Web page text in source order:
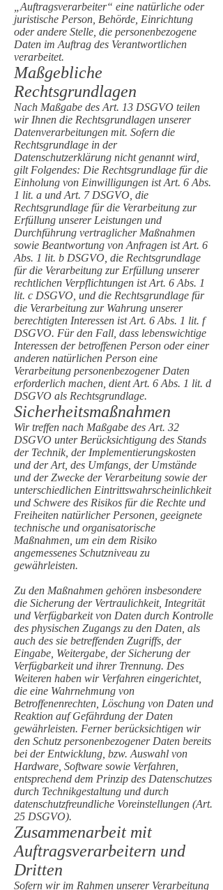
„Auftragsverarbeiter“ eine natürliche oder
juristische Person, Behörde, Einrichtung
oder andere Stelle, die personenbezogene
Daten im Auftrag des Verantwortlichen
verarbeitet.
Maßgebliche
Rechtsgrundlagen
Nach Maßgabe des Art. 13 DSGVO teilen
wir Ihnen die Rechtsgrundlagen unserer
Datenverarbeitungen mit. Sofern die
Rechtsgrundlage in der
Datenschutzerklärung nicht genannt wird,
gilt Folgendes: Die Rechtsgrundlage für die
Einholung von Einwilligungen ist Art. 6 Abs.
1 lit. a und Art. 7 DSGVO, die
Rechtsgrundlage für die Verarbeitung zur
Erfüllung unserer Leistungen und
Durchführung vertraglicher Maßnahmen
sowie Beantwortung von Anfragen ist Art. 6
Abs. 1 lit. b DSGVO, die Rechtsgrundlage
für die Verarbeitung zur Erfüllung unserer
rechtlichen Verpflichtungen ist Art. 6 Abs. 1
lit. c DSGVO, und die Rechtsgrundlage für
die Verarbeitung zur Wahrung unserer
berechtigten Interessen ist Art. 6 Abs. 1 lit. f
DSGVO. Für den Fall, dass lebenswichtige
Interessen der betroffenen Person oder einer
anderen natürlichen Person eine
Verarbeitung personenbezogener Daten
erforderlich machen, dient Art. 6 Abs. 1 lit. d
DSGVO als Rechtsgrundlage.
Sicherheitsmaßnahmen
Wir treffen nach Maßgabe des Art. 32
DSGVO unter Berücksichtigung des Stands
der Technik, der Implementierungskosten
und der Art, des Umfangs, der Umstände
und der Zwecke der Verarbeitung sowie der
unterschiedlichen Eintrittswahrscheinlichkeit
und Schwere des Risikos für die Rechte und
Freiheiten natürlicher Personen, geeignete
technische und organisatorische
Maßnahmen, um ein dem Risiko
angemessenes Schutzniveau zu
gewährleisten.
Zu den Maßnahmen gehören insbesondere
die Sicherung der Vertraulichkeit, Integrität
und Verfügbarkeit von Daten durch Kontrolle
des physischen Zugangs zu den Daten, als
auch des sie betreffenden Zugriffs, der
Eingabe, Weitergabe, der Sicherung der
Verfügbarkeit und ihrer Trennung. Des
Weiteren haben wir Verfahren eingerichtet,
die eine Wahrnehmung von
Betroffenenrechten, Löschung von Daten und
Reaktion auf Gefährdung der Daten
gewährleisten. Ferner berücksichtigen wir
den Schutz personenbezogener Daten bereits
bei der Entwicklung, bzw. Auswahl von
Hardware, Software sowie Verfahren,
entsprechend dem Prinzip des Datenschutzes
durch Technikgestaltung und durch
datenschutzfreundliche Voreinstellungen (Art.
25 DSGVO).
Zusammenarbeit mit
Auftragsverarbeitern und
Dritten
Sofern wir im Rahmen unserer Verarbeitung